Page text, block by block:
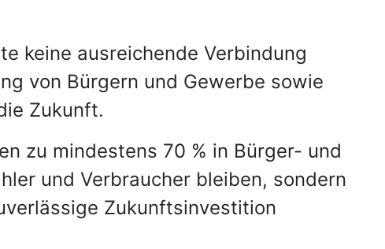
keine ausreichende Verbindung
von Bürgern und Gewerbe sowie
Zukunft.
zu mindestens 70 % in Bürger- und
und Verbraucher bleiben, sondern
Zukunftsinvestition